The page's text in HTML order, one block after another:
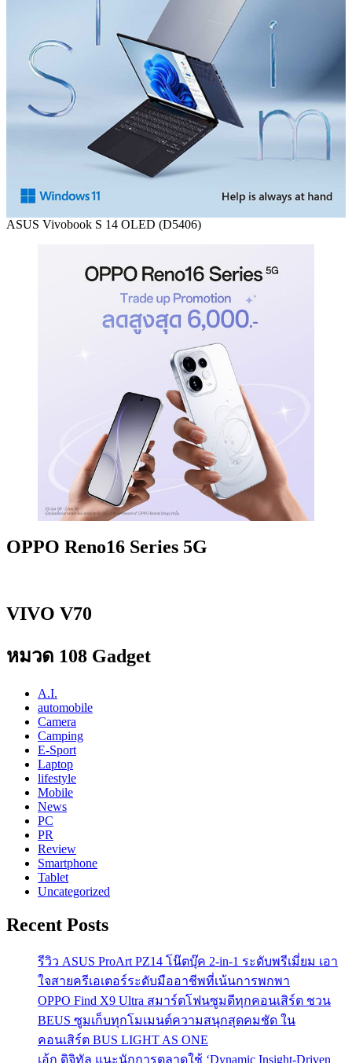
ASUS Vivobook S 14 OLED (D5406)
OPPO Reno16 Series 5G
VIVO V70
หมวด 108 Gadget
A.I.
automobile
Camera
Camping
E-Sport
Laptop
lifestyle
Mobile
News
PC
PR
Review
Smartphone
Tablet
Uncategorized
Recent Posts
รีวิว ASUS ProArt PZ14 โน๊ตบุ๊ค 2-in-1 ระดับพรีเมี่ยม เอา
ใจสายครีเอเตอร์ระดับมืออาชีพที่เน้นการพกพา
OPPO Find X9 Ultra สมาร์ตโฟนซูมดีทุกคอนเสิร์ต ชวน
BEUS ซูมเก็บทุกโมเมนต์ความสนุกสุดคมชัด ใน
คอนเสิร์ต BUS LIGHT AS ONE
เอ้ก ดิจิทัล แนะนักการตลาดใช้ ‘Dynamic Insight-Driven